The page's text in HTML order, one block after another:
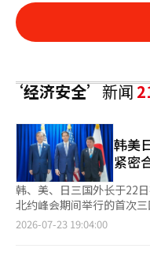
‘经济安全’新闻
韩美
紧密
韩、美、日三国外长于22
北约峰会期间举行的首次
此次会议的地点意义重大，
2026-07-23 19:04:00